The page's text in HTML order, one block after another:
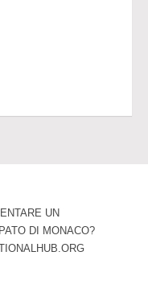
UN
DI MONACO?